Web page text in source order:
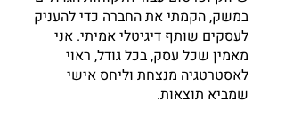
במשק, הקמתי את החברה כדי להעניק
לעסקים שותף דיגיטלי אמיתי. אני
מאמין שכל עסק, בכל גודל, ראוי
לאסטרטגיה מנצחת וליחס אישי
שמביא תוצאות.